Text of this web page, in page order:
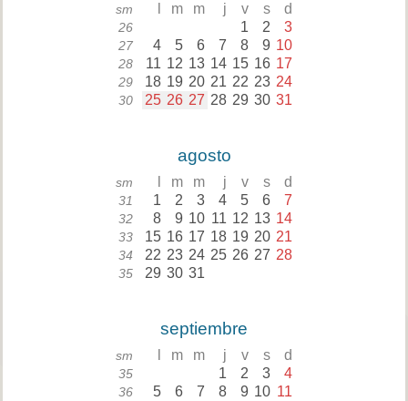
sm m m j v s d
26 1 2 3
27 4 5 6 7 8 9 10
28 11 12 13 14 15 16 17
29 18 19 20 21 22 23 24
30 25 26 27 28 29 30 31
agosto
sm m m j v s d
31 1 2 3 4 5 6 7
32 8 9 10 11 12 13 14
33 15 16 17 18 19 20 21
34 22 23 24 25 26 27 28
35 29 30 31
septiembre
sm m m j v s d
35 1 2 3 4
36 5 6 7 8 9 10 11